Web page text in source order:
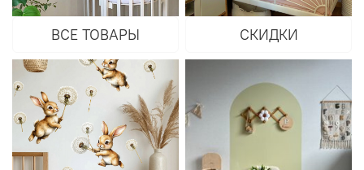
ВСЕ ТОВАРЫ СКИДКИ